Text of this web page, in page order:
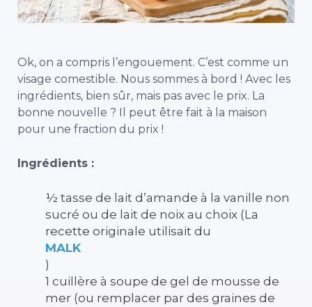
Ok, on a compris l’engouement. C’est comme un
visage comestible. Nous sommes à bord ! Avec les
ingrédients, bien sûr, mais pas avec le prix. La
bonne nouvelle ? Il peut être fait à la maison
pour une fraction du prix !
Ingrédients :
½ tasse de lait d’amande à la vanille non
sucré ou de lait de noix au choix (La
recette originale utilisait du
MALK
)
1 cuillère à soupe de gel de mousse de
mer (ou remplacer par des graines de